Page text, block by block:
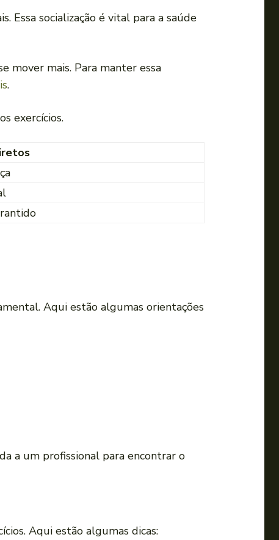
u
o
Essa socialização é vital para a saúde
mover mais. Para manter essa
.
exercícios.
Aqui estão algumas orientações
a um profissional para encontrar o
Aqui estão algumas dicas: